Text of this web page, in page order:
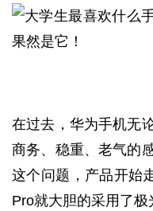
在过去，华为手机无
商务、稳重、老气的
这个问题，产品开始
Pro就大胆的采用了极